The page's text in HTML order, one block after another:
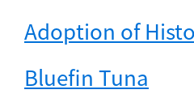
Adoption of
Bluefin Tuna